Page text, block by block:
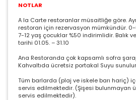
NOTLAR
A la Carte restoranlar müsaitliğe göre.
restoran için rezervasyon mümkündür.
7-12 yaş çocuklar %50 indirimlidir. Balık
tarihi 01.05. – 31.10
Ana Restoranda çok kapsamlı sofra
Kahvaltıda ücretsiz portakal Suyu
Tüm barlarda (plaj ve iskele barı hariç)
servis edilmektedir. (Şişesi bulunmayan
servis edilmektedir).